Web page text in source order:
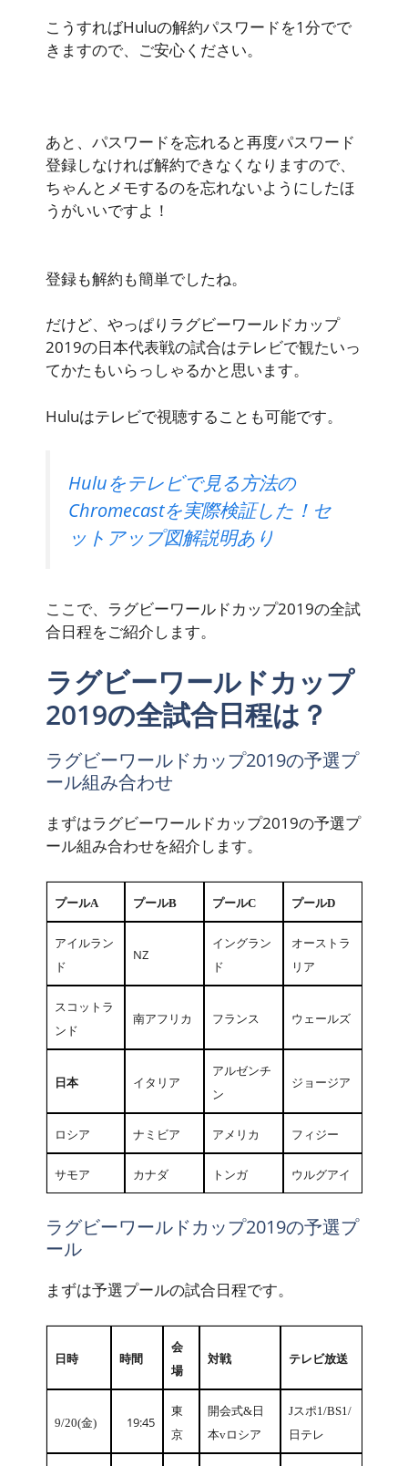
こうすればHuluの解約パスワードを1分でで
きますので、ご安心ください。
あと、パスワードを忘れると再度パスワード
登録しなければ解約できなくなりますので、
ちゃんとメモするのを忘れないようにしたほ
うがいいですよ！
登録も解約も簡単でしたね。
だけど、やっぱりラグビーワールドカップ
2019の日本代表戦の試合はテレビで観たいっ
てかたもいらっしゃるかと思います。
Huluはテレビで視聴することも可能です。
Huluをテレビで見る方法の
Chromecastを実際検証した！セ
ットアップ図解説明あり
ここで、ラグビーワールドカップ2019の全試
合日程をご紹介します。
ラグビーワールドカップ
2019の全試合日程は？
ラグビーワールドカップ2019の予選プ
ール組み合わせ
まずはラグビーワールドカップ2019の予選プ
ール組み合わせを紹介します。
プールA プールB プールC プールD
アイルラン
ド
NZ
イングラン
ド
オーストラ
リア
スコットラ
ンド
南アフリカ フランス ウェールズ
日本 イタリア
アルゼンチ
ン
ジョージア
ロシア ナミビア アメリカ フィジー
サモア カナダ トンガ ウルグアイ
ラグビーワールドカップ2019の予選プ
ール
まずは予選プールの試合日程です。
日時 時間
会
場
対戦 テレビ放送
9/20(金) 19:45
東
京
開会式&日
本vロシア
Jスポ1/BS1/
日テレ